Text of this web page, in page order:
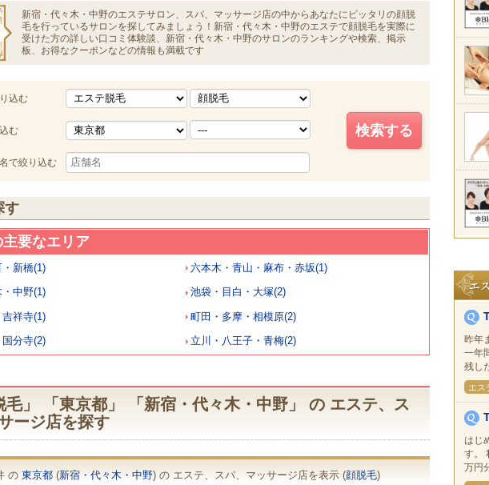
新宿・代々木・中野のエステサロン、スパ、マッサージ店の中からあなたにピッタリの顔脱
毛を行っているサロンを探してみましょう！新宿・代々木・中野のエステで顔脱毛を実際に
受けた方の詳しい口コミ体験談、新宿・代々木・中野のサロンのランキングや検索、掲示
板、お得なクーポンなどの情報も満載です
込む
む
で絞り込む
す
要なエリア
新橋(1) 六本木・青山・麻布・赤坂(1)
中野(1) 池袋・目白・大塚(2)
祥寺(1) 町田・多摩・相模原(2)
分寺(2) 立川・八王子・青梅(2)
毛」 「東京都」 「新宿・代々木・中野」 の エステ、ス
ージ店を探す
の 東京都 (新宿・代々木・中野) の エステ、スパ、マッサージ店を表示 (顔脱毛)
昨年
一年
残し
エス
はじ
す。
万円